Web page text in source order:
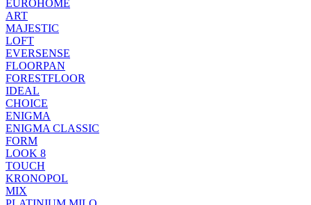
EUROHOME
ART
MAJESTIC
LOFT
EVERSENSE
FLOORPAN
FORESTFLOOR
IDEAL
CHOICE
ENIGMA
ENIGMA CLASSIC
FORM
LOOK 8
TOUCH
KRONOPOL
MIX